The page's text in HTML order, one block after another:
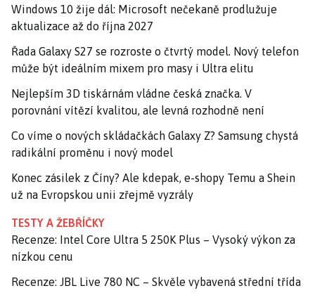
Windows 10 žije dál: Microsoft nečekaně prodlužuje
aktualizace až do října 2027
Řada Galaxy S27 se rozroste o čtvrtý model. Nový telefon
může být ideálním mixem pro masy i Ultra elitu
Nejlepším 3D tiskárnám vládne česká značka. V
porovnání vítězí kvalitou, ale levná rozhodně není
Co víme o nových skládačkách Galaxy Z? Samsung chystá
radikální proměnu i nový model
Konec zásilek z Číny? Ale kdepak, e-shopy Temu a Shein
už na Evropskou unii zřejmě vyzrály
TESTY A ŽEBŘÍČKY
Recenze: Intel Core Ultra 5 250K Plus – Vysoký výkon za
nízkou cenu
Recenze: JBL Live 780 NC – Skvěle vybavená střední třída